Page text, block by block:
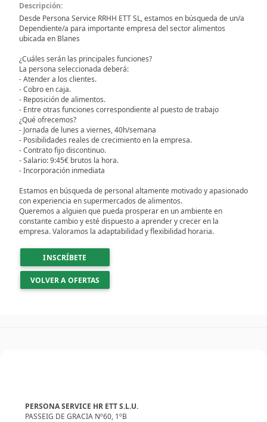
Descripción:
Desde Persona Service RRHH ETT SL, estamos en búsqueda de un/a
Dependiente/a para importante empresa del sector alimentos
ubicada en Blanes
¿Cuáles serán las principales funciones?
La persona seleccionada deberá:
- Atender a los clientes.
- Cobro en caja.
- Reposición de alimentos.
- Entre otras funciones correspondiente al puesto de trabajo
¿Qué ofrecemos?
- Jornada de lunes a viernes, 40h/semana
- Posibilidades reales de crecimiento en la empresa.
- Contrato fijo discontinuo.
- Salario: 9:45€ brutos la hora.
- Incorporación inmediata
Estamos en búsqueda de personal altamente motivado y apasionado
con experiencia en supermercados de alimentos.
Queremos a alguien que pueda prosperar en un ambiente en
constante cambio y esté dispuesto a aprender y crecer en la
empresa. Valoramos la adaptabilidad y flexibilidad horaria.
INSCRÍBETE
VOLVER A OFERTAS
PERSONA SERVICE HR ETT S.L.U.
PASSEIG DE GRACIA Nº60, 1ºB